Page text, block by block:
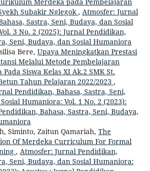
Subakir Nglegok, Atmosfer: Jurnal
Sastra, Seni, Budaya, dan Sosial
3 No. 2 (2025): Jurnal Pendidikan,
Seni, Budaya, dan Sosial Humaniora
Bere, Upaya Meningkatkan Prestasi
Melalui Metode Pembelajaran
Siswa Kelas XI Ak.2 SMK St.
Tahun Pelajaran 2022/2023 ,
Pendidikan, Bahasa, Sastra, Seni,
Humaniora: Vol. 1 No. 2 (2023):
Bahasa, Sastra, Seni, Budaya,
Siminto, Zaitun Qamariah, The
Of Merdeka Curriculum For Formal
, Atmosfer: Jurnal Pendidikan,
Seni, Budaya, dan Sosial Humaniora: